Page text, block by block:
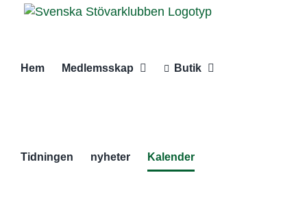
Fortsätt
Hem Medlemsskap Butik
Tidningen nyheter Kalender